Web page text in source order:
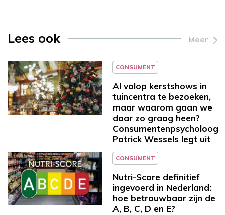
Lees ook Meer
CONSUMENT
Al volop kerstshows in
tuincentra te bezoeken,
maar waarom gaan we
daar zo graag heen?
Consumentenpsycholoog
Patrick Wessels legt uit
CONSUMENT
Nutri-Score definitief
ingevoerd in Nederland:
hoe betrouwbaar zijn de
A, B, C, D en E?